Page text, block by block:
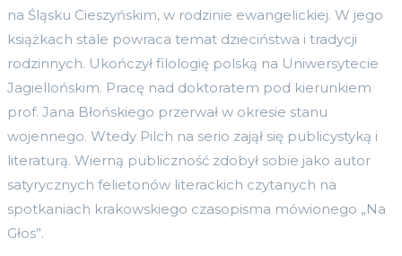
na Śląsku Cieszyńskim, w rodzinie ewangelickiej. W jego
książkach stale powraca temat dzieciństwa i tradycji
rodzinnych. Ukończył filologię polską na Uniwersytecie
Jagiellońskim. Pracę nad doktoratem pod kierunkiem
prof. Jana Błońskiego przerwał w okresie stanu
wojennego. Wtedy Pilch na serio zajął się publicystyką i
literaturą. Wierną publiczność zdobył sobie jako autor
satyrycznych felietonów literackich czytanych na
spotkaniach krakowskiego czasopisma mówionego „Na
Głos”.